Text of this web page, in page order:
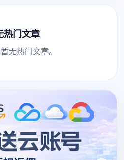
热门文章
无热门文章。